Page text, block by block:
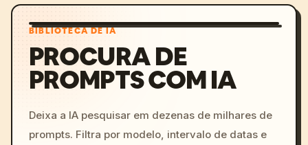
BIBLIOTECA DE IA
PROCURA DE
PROMPTS COM IA
Deixa a IA pesquisar em dezenas de milhares de
prompts. Filtra por modelo, intervalo de datas e